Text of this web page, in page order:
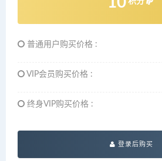
普通用户购买价格 :
VIP会员购买价格 :
终身VIP购买价格 :
登录后购买